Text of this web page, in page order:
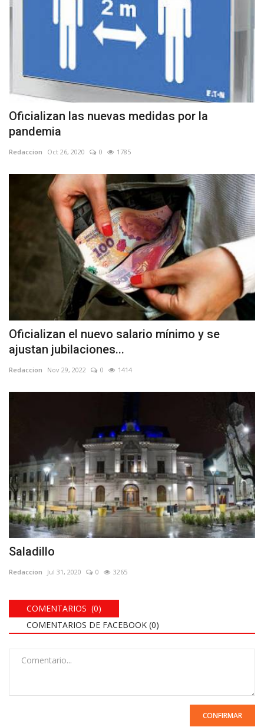
Oficializan las nuevas medidas por la
pandemia
Redaccion Oct 26, 2020 0 1785
Oficializan el nuevo salario mínimo y se
ajustan jubilaciones...
Redaccion Nov 29, 2022 0 1414
Saladillo
Redaccion Jul 31, 2020 0 3265
COMENTARIOS (0)
COMENTARIOS DE FACEBOOK (0)
CONFIRMAR